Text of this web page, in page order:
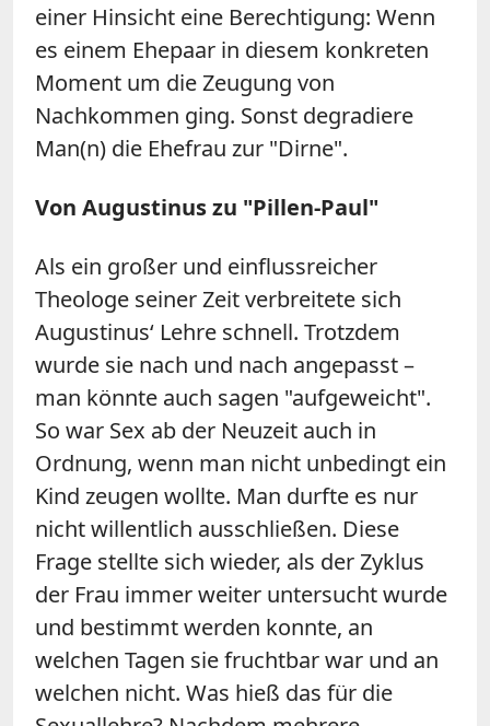
einer Hinsicht eine Berechtigung: Wenn
es einem Ehepaar in diesem konkreten
Moment um die Zeugung von
Nachkommen ging. Sonst degradiere
Man(n) die Ehefrau zur "Dirne".
Von Augustinus zu "Pillen-Paul"
Als ein großer und einflussreicher
Theologe seiner Zeit verbreitete sich
Augustinus‘ Lehre schnell. Trotzdem
wurde sie nach und nach angepasst –
man könnte auch sagen "aufgeweicht".
So war Sex ab der Neuzeit auch in
Ordnung, wenn man nicht unbedingt ein
Kind zeugen wollte. Man durfte es nur
nicht willentlich ausschließen. Diese
Frage stellte sich wieder, als der Zyklus
der Frau immer weiter untersucht wurde
und bestimmt werden konnte, an
welchen Tagen sie fruchtbar war und an
welchen nicht. Was hieß das für die